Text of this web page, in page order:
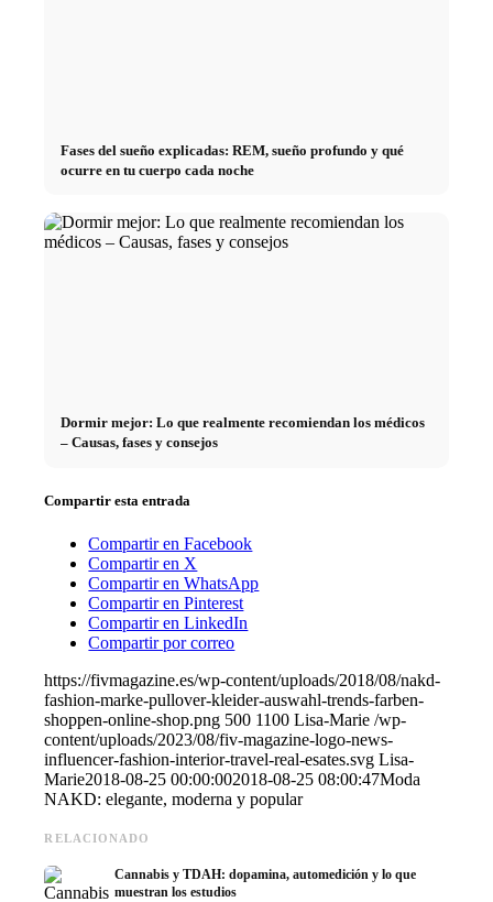
Fases del sueño explicadas: REM, sueño profundo y qué
ocurre en tu cuerpo cada noche
Dormir mejor: Lo que realmente recomiendan los médicos
– Causas, fases y consejos
Compartir esta entrada
Compartir en Facebook
Compartir en X
Compartir en WhatsApp
Compartir en Pinterest
Compartir en LinkedIn
Compartir por correo
https://fivmagazine.es/wp-content/uploads/2018/08/nakd-
fashion-marke-pullover-kleider-auswahl-trends-farben-
shoppen-online-shop.png 500 1100 Lisa-Marie /wp-
content/uploads/2023/08/fiv-magazine-logo-news-
influencer-fashion-interior-travel-real-esates.svg Lisa-
Marie2018-08-25 00:00:002018-08-25 08:00:47Moda
NAKD: elegante, moderna y popular
RELACIONADO
Cannabis y TDAH: dopamina, automedición y lo que
muestran los estudios